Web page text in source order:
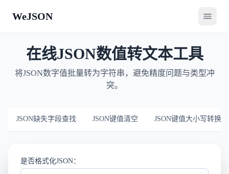
WeJSON
在线JSON数值转文本工具
将JSON数字值批量转为字符串，避免精度问题与类型冲
突。
JSON缺失字段查找 JSON键值清空 JSON键值大小写转换
是否格式化JSON：